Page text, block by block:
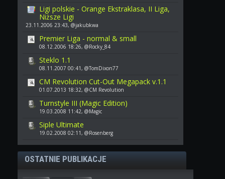
Ligi polskie - Orange Ekstraklasa, II Liga,
Niższe Ligi
23.11.2006 23:43, @jakubkwa
Premier Liga - normal & small
08.12.2006 18:26, @Rocky_84
Steklo 1.1
08.11.2007 00:41, @TomDixon77
CM Revolution Cut-Out Megapack v.1.1
01.07.2013 18:32, @CM Revolution
Turnstyle III (Magic Edition)
19.03.2008 11:42, @Magic
Siple Ultimate
19.02.2008 02:11, @Rosenberg
OSTATNIE PUBLIKACJE